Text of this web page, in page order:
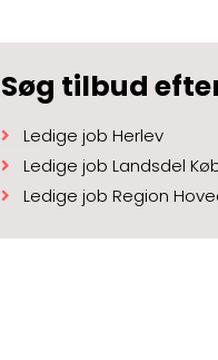
Søg tilbud
Ledige job Herlev
Ledige job Landsdel
Ledige job Region